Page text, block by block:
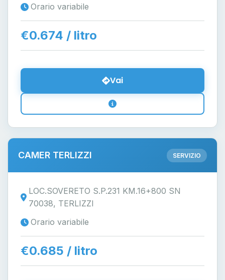
Orario variabile
€0.674 / litro
Vai
CAMER TERLIZZI SERVIZIO
LOC.SOVERETO S.P.231 KM.16+800 SN
70038, TERLIZZI
Orario variabile
€0.685 / litro